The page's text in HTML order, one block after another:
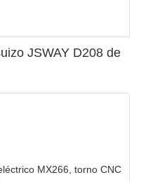
JSWAY D208 de